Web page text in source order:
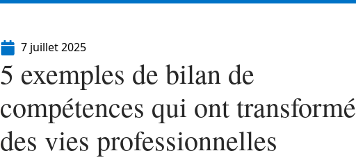
7 juillet 2025
5 exemples de bilan de
compétences qui ont transformé
des vies professionnelles